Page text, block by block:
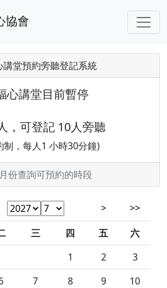
協會
講堂預約旁聽登記系統
心講堂目前暫停
，可登記 10人旁聽
制，每人1 小時30分鐘)
份查詢可預約的時段
>
>>
三 四 五
六
1
2
3
7 8 9
10